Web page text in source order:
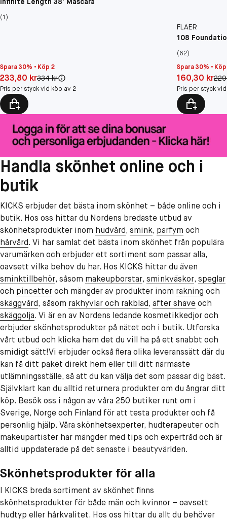
(1)
Spara 30% • Köp 2
Pris: 233,80 kr
233,80 krOriginal pris:
334 kr
Pris per styck vid köp av 2
FLAER
108
(62)
Spara 30% •
Pris: 160,30 kr
160,30 kr
Pris per styck
Handla skönhet online och i
butik
KICKS erbjuder det bästa inom skönhet – både online och i
butik. Hos oss hittar du Nordens bredaste utbud av
skönhetsprodukter inom hudvård, smink, parfym och
hårvård. Vi har samlat det bästa inom skönhet från populära
varumärken och erbjuder ett sortiment som passar alla,
oavsett vilka behov du har. Hos KICKS hittar du även
sminktillbehör, såsom makeupborstar, sminkväskor, speglar
och pincetteroch mängder av produkter inom rakning och
skäggvård, såsom rakhyvlar och rakblad, after shaveoch
skäggolja. Vi är en av Nordens ledande kosmetikkedjor och
erbjuder skönhetsprodukter på nätet och i butik. Utforska
vårt utbud och klicka hem det du vill ha på ett snabbt och
smidigt sätt!Vi erbjuder också flera olika leveranssätt där du
kan få ditt paket direkt hem eller till ditt närmaste
utlämningsställe, så att du kan välja det som passar dig bäst.
Självklart kan du alltid returnera produkter om du ångrar ditt
köp. Besök oss i någon av våra 250 butiker runt om i
Sverige, Norge och Finland för att testa produkter och få
personlig hjälp. Våra skönhetsexperter, hudterapeuter och
makeupartister har mängder med tips och expertråd och är
alltid uppdaterade på det senaste i beautyvärlden.
Skönhetsprodukter för alla
I KICKS breda sortiment av skönhet finns
skönhetsprodukter för både män och kvinnor – oavsett
hudtyp eller hårkvalitet. Hos oss hittar du allt du behöver